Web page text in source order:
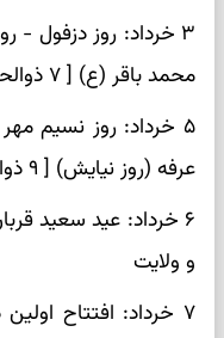
۳ خرداد: روز دزفول
محمد باقر (ع) [ ۷ ذوالحجه ]
۵ خرداد: روز نسیم
عرفه (روز نیایش) [ ۹ ذوالحجه ]
و ولایت
۷ خرداد: افتتاح